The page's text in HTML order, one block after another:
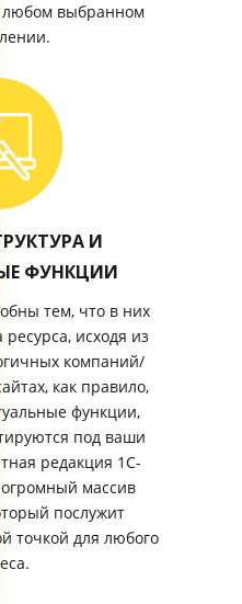
любом выбранном
И
ФУНКЦИИ
тем, что в них
исходя из
компаний/
как правило,
функции,
под ваши
редакция 1С-
массив
послужит
точкой для любого